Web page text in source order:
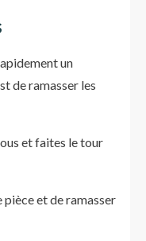
un
de ramasser les
et faites le tour
et de ramasser